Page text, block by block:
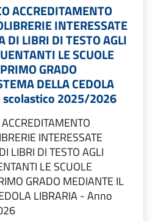
ACCREDITAMENTO
INTERESSATE
DI LIBRI DI TESTO AGLI
LE SCUOLE
GRADO
DELLA CEDOLA
scolastico 2025/2026
INTERESSATE
LIBRI DI TESTO AGLI
LE SCUOLE
GRADO MEDIANTE IL
LIBRARIA - Anno